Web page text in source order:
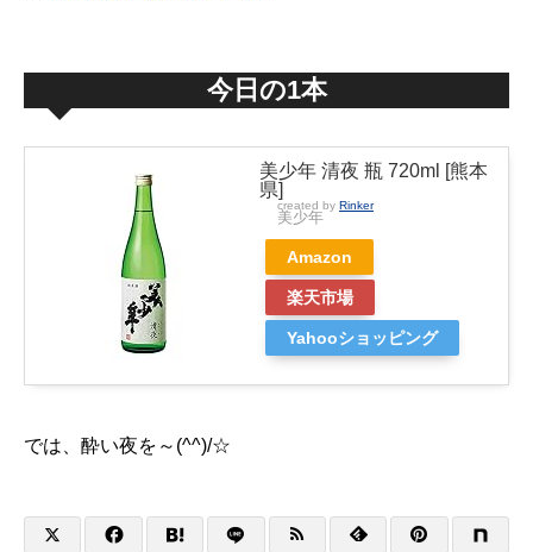
今日の1本
美少年 清夜 瓶 720ml [熊本
県]
created by Rinker
美少年
Amazon
楽天市場
Yahooショッピング
では、酔い夜を～(^^)/☆